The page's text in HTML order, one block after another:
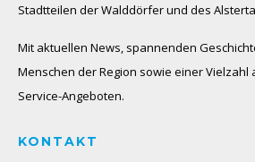
Stadtteilen der Walddörfer und des
Mit aktuellen News, spannenden
Menschen der Region sowie einer
Service-Angeboten.
KONTAKT